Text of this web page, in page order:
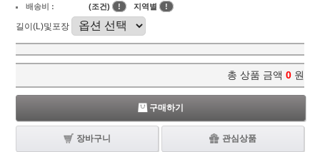
배송비 :
(조건) ! 지역별 !
길이(L)및포장
총 상품 금액 0 원
구매하기
장바구니 관심상품